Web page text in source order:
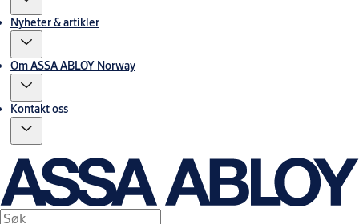
Nyheter & artikler
Om ASSA ABLOY Norway
Kontakt oss